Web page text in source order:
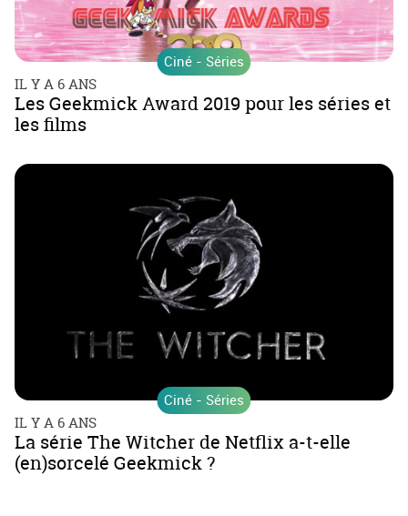
Ciné - Séries
IL Y A 6 ANS
Les Geekmick Award 2019 pour les séries et
les films
Ciné - Séries
IL Y A 6 ANS
La série The Witcher de Netflix a-t-elle
(en)sorcelé Geekmick ?